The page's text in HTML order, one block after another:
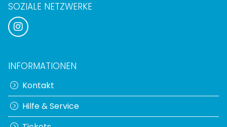
SOZIALE NETZWERKE
INFORMATIONEN
Kontakt
Hilfe & Service